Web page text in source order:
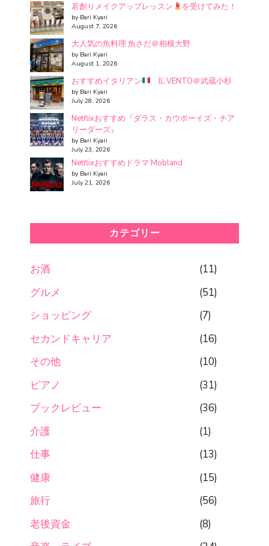
若創りメイクアップレッスン を受けてみた！
by Bari Kyari
August 7, 2026
大人気の魚料理 魚さだ＠相模大野
by Bari Kyari
August 1, 2026
おすすめイタリアン IL VENTO＠武蔵小杉
by Bari Kyari
July 28, 2026
Netflixおすすめ『ダラス・カウボーイズ・チア
リーダーズ』
by Bari Kyari
July 23, 2026
Netflixおすすめドラマ Mobland
by Bari Kyari
July 21, 2026
カテゴリー
お酒
(11)
グルメ
(51)
ショッピング
(7)
セカンドキャリア
(16)
その他
(10)
ピアノ
(31)
ブックレビュー
(36)
介護
(1)
仕事
(13)
健康
(15)
旅行
(56)
老後資金
(8)